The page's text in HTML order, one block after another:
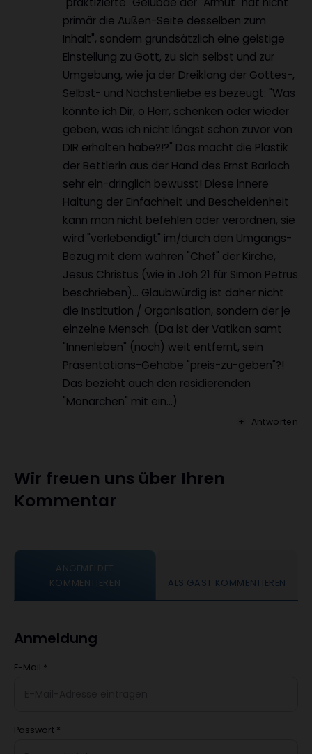
primär die Außen-Seite desselben zum
Inhalt", sondern grundsätzlich eine geistige
Einstellung zu Gott, zu sich selbst und zur
Umgebung, wie ja der Dreiklang der Gottes-,
Selbst- und Nächstenliebe es bezeugt: "Was
könnte ich Dir, o Herr, schenken oder wieder
geben, was ich nicht längst schon zuvor von
DIR erhalten habe?!?" Das macht die Plastik
der Bettlerin aus der Hand des Ernst Barlach
sehr ein-dringlich bewusst! Diese innere
Haltung der Einfachheit und Bescheidenheit
kann man nicht befehlen oder verordnen, sie
wird "verlebendigt" im/durch den Umgangs-
Bezug mit dem wahren "Chef" der Kirche,
Jesus Christus (wie in Joh 21 für Simon Petrus
beschrieben)... Glaubwürdig ist daher nicht
die Institution / Organisation, sondern der je
einzelne Mensch. (Da ist der Vatikan samt
"Innenleben" (noch) weit entfernt, sein
Präsentations-Gehabe "preis-zu-geben"?!
Das bezieht auch den residierenden
"Monarchen" mit ein...)
Antworten
Wir freuen uns über Ihren
Kommentar
ANGEMELDET
KOMMENTIEREN
ALS GAST KOMMENTIEREN
Anmeldung
E-Mail *
Passwort *